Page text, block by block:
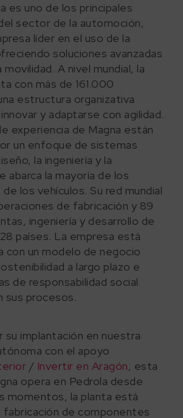
es uno de los principales
sector de la automoción,
líder en el uso de la
soluciones avanzadas
A nivel mundial, la
con más de 161.000
estructura organizativa
y adaptarse con agilidad.
experiencia de Magna están
un enfoque de sistemas
la ingeniería y la
abarca la mayoría de los
los vehículos. Su red mundial
de fabricación y 89
ingeniería y desarrollo de
países. La empresa está
con un modelo de negocio
a largo plazo e
de responsabilidad social
sus procesos.
su implantación en nuestra
con el apoyo
/ Invertir en Aragón, esta
opera en Pedrola desde
momentos, la planta está
fabricación de componentes